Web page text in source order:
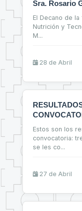
Sra. Rosario
El Decano de
Nutrición y
M...
28 de Abril
Estos son los
convocatoria:
se les co...
27 de Abril